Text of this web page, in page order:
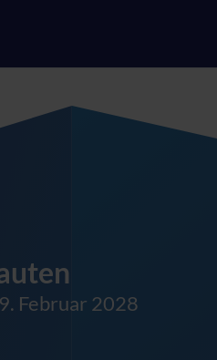
Februar 2028